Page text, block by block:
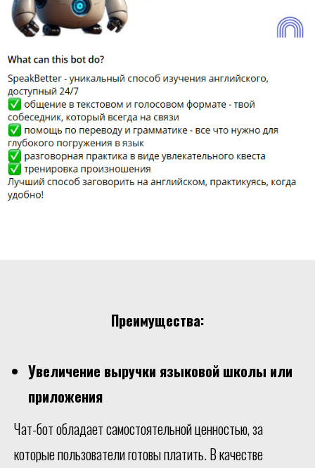
Преимущества:
Увеличение выручки языковой школы или
приложения
Чат-бот обладает самостоятельной ценностью, за
которые пользователи готовы платить. В качестве